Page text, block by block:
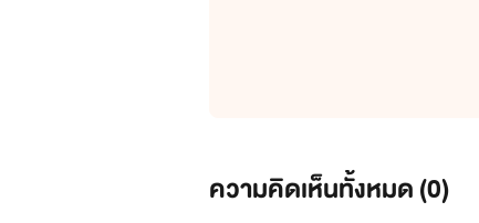
ความคิดเห็นทั้งหมด (0)